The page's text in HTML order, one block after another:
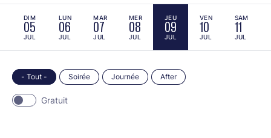
DIM
05
JUL
LUN
06
JUL
MAR
07
JUL
MER
08
JUL
JEU
09
JUL
VEN
10
JUL
SAM
11
JUL
- Tout - Soirée Journée After
Gratuit